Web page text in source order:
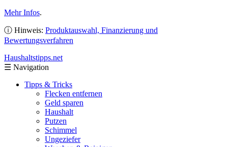
Mehr Infos.
ⓘ Hinweis: Produktauswahl, Finanzierung und
Bewertungsverfahren
Haushaltstipps.net
☰ Navigation
Tipps & Tricks
Flecken entfernen
Geld sparen
Haushalt
Putzen
Schimmel
Ungeziefer